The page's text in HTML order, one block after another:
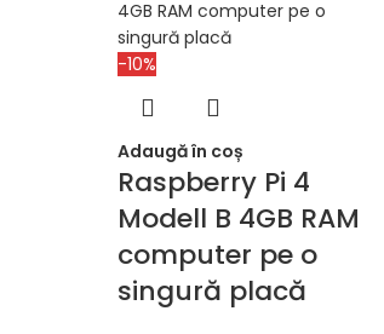
-10%
Adaugă în coș
Raspberry Pi 4
Modell B 4GB RAM
computer pe o
singură placă